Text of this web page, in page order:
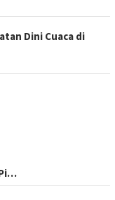
Dini Cuaca di